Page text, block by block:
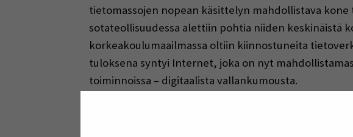
tietomassojen nopean käsittelyn mahdollistava
sotateollisuudessa alettiin pohtia niiden keskinäistä
korkeakoulumaailmassa oltiin kiinnostuneita
tuloksena syntyi Internet, joka on nyt
toiminnoissa – digitaalista vallankumousta.